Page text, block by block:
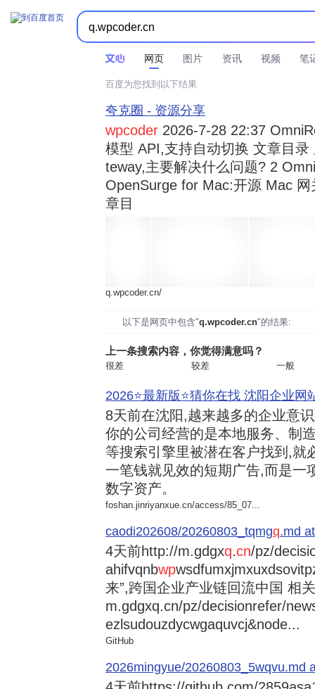
网页 图片 资讯 视频 笔
时间不限  所有网页和文件  站点内检索 
百度为您找到以下结果
夸克圈 - 资源分享
wpcoder 2026-7-28 22:37
模型 API,支持自动切换 文章目
teway,主要解决什么问题? 2
OpenSurge for Mac:开源 Mac
章目
q.wpcoder.cn/
以下是网页中包含"q.wpcoder.cn"的结果:
上一条搜索内容，你觉得满意吗？
很差 较差 一般
2026⭐️最新版⭐️猜你在找 沈阳企业网
8天前在沈阳,越来越多的企业意
你的公司经营的是本地服务、制
等搜索引擎里被潜在客户找到,就
一笔钱就见效的短期广告,而是一
数字资产。
foshan.jinriyanxue.cn/access/85_07...
caodi202608/20260803_tqmgq.md
4天前http://m.gdgxq.cn/pz/
ahifvqnbwp
来”,跨国企业产业链回流中国 相
m.gdgxq.cn/pz/decisionrefer/
ezlsudouzdycwgaquvcj&node...
GitHub
2026mingyue/20260803_5wqvu.md